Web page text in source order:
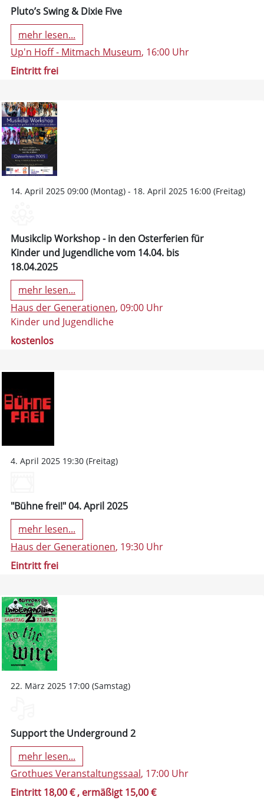
Pluto’s Swing & Dixie Five
mehr lesen...
Up'n Hoff - Mitmach Museum, 16:00 Uhr
Eintritt frei
14. April 2025 09:00 (Montag) - 18. April 2025 16:00 (Freitag)
Musikclip Workshop - in den Osterferien für
Kinder und Jugendliche vom 14.04. bis
18.04.2025
mehr lesen...
Haus der Generationen, 09:00 Uhr
Kinder und Jugendliche
kostenlos
4. April 2025 19:30 (Freitag)
"Bühne frei!" 04. April 2025
mehr lesen...
Haus der Generationen, 19:30 Uhr
Eintritt frei
22. März 2025 17:00 (Samstag)
Support the Underground 2
mehr lesen...
Grothues Veranstaltungssaal, 17:00 Uhr
Eintritt 18,00 €, ermäßigt 15,00 €